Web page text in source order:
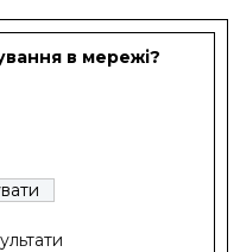
в мережі?